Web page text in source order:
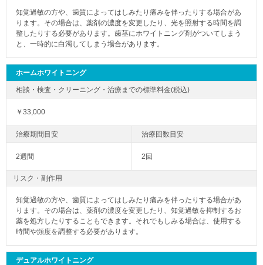
知覚過敏の方や、歯質によってはしみたり痛みを伴ったりする場合があ
ります。その場合は、薬剤の濃度を変更したり、光を照射する時間を調
整したりする必要があります。歯茎にホワイトニング剤がついてしまう
と、一時的に白濁してしまう場合があります。
ホームホワイトニング
￥33,000
2週間 2回
リスク・副作用
知覚過敏の方や、歯質によってはしみたり痛みを伴ったりする場合があ
ります。その場合は、薬剤の濃度を変更したり、知覚過敏を抑制するお
薬を処方したりすることもできます。それでもしみる場合は、使用する
時間や頻度を調整する必要があります。
デュアルホワイトニング